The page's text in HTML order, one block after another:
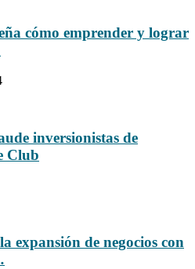
cómo emprender y lograr
inversionistas de
Club
expansión de negocios con